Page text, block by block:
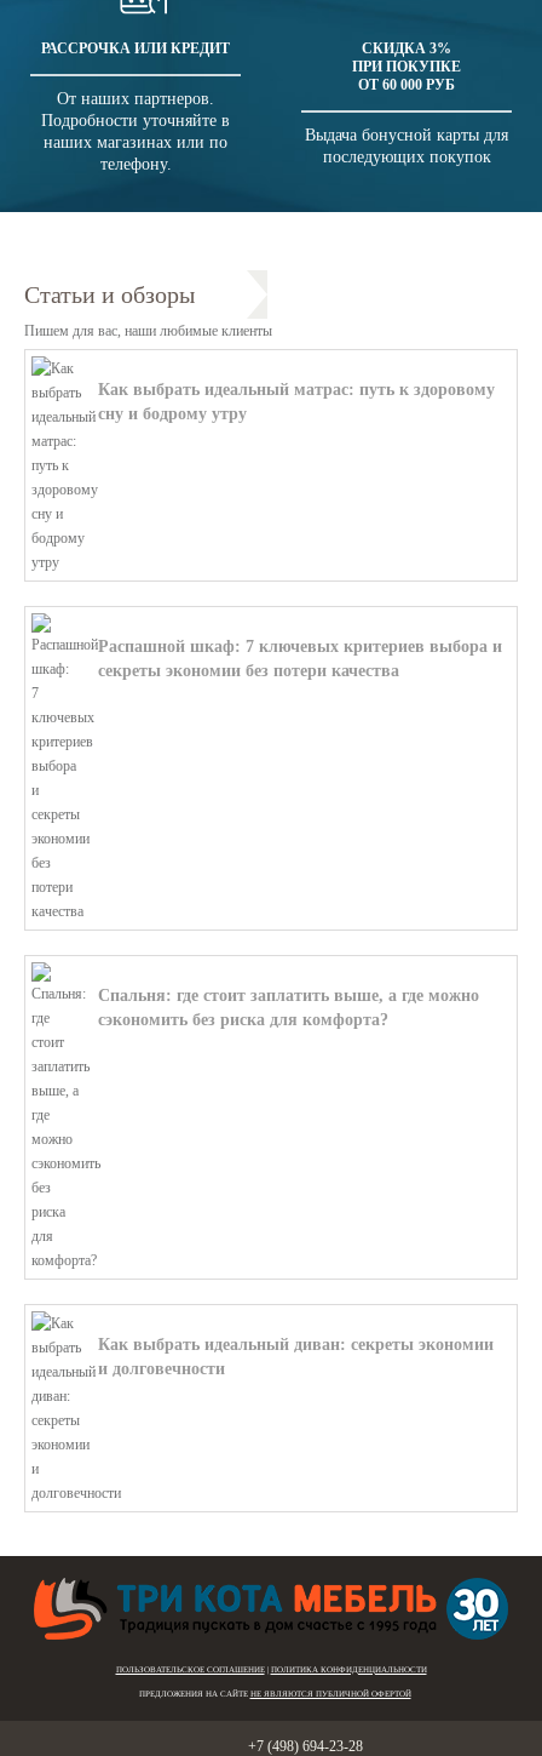
РАССРОЧКА ИЛИ КРЕДИТ
От наших партнеров.
Подробности уточняйте в
наших магазинах или по
телефону.
СКИДКА 3%
ПРИ ПОКУПКЕ
ОТ 60 000 РУБ
Выдача бонусной карты для
последующих покупок
Статьи и обзоры
Пишем для вас, наши любимые клиенты
Как выбрать идеальный матрас: путь к здоровому
сну и бодрому утру
Распашной шкаф: 7 ключевых критериев выбора и
секреты экономии без потери качества
Спальня: где стоит заплатить выше, а где можно
сэкономить без риска для комфорта?
Как выбрать идеальный диван: секреты экономии
и долговечности
ПОЛЬЗОВАТЕЛЬСКОЕ СОГЛАШЕНИЕ| ПОЛИТИКА КОНФИДЕНЦИАЛЬНОСТИ
ПРЕДЛОЖЕНИЯ НА САЙТЕ НЕ ЯВЛЯЮТСЯ ПУБЛИЧНОЙ ОФЕРТОЙ
+7 (498) 694-23-28